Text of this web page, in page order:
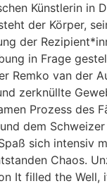
Künstlerin in
der Körper,
der
in Frage
Remko van der
zerknüllte
Prozess des
dem
sich intensiv
Chaos.
It filled the